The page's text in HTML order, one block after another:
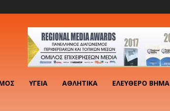
ΥΓΕΊΑ ΑΘΛΗΤΙΚΆ ΕΛΕΎΘΕΡΟ ΒΉΜΑ